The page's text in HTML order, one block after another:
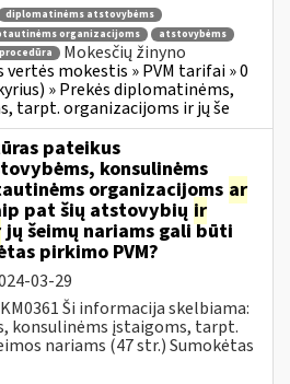
diplomatinėms atstovybėms
organizacijoms
atstovybėms
Mokesčių žinyno
vertės mokestis » PVM tarifai » 0
» Prekės diplomatinėms,
tarpt. organizacijoms ir jų še
pateikus
konsulinėms
organizacijoms ar
pat šių atstovybių ir
jų šeimų nariams gali būti
pirkimo PVM?
03-29
Ši informacija skelbiama:
konsulinėms įstaigoms, tarpt.
nariams (47 str.) Sumokėtas